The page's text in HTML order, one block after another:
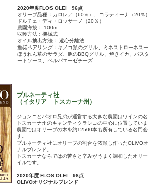
2020年度FLOS OLEI 96点
オリーブ品種：カロレア（60％）、コラティーナ（20％
ドルチェ・ディ・ロッサーノ（20％）
農園海抜： 100m
収穫方法：機械式
オイル抽出方法： 遠心分離法
推奨ペアリング：キノコ類のグリル、ミネストローネス
ほうれん草のサラダ、豚のBBQグリル、焼きイカ、パス
ートソース、ベルパエーゼチーズ
プルネーティ社
（イタリア トスカーナ州）
ジョンニとパオロ兄弟が運営する大きな農園はワインの
トスカーナ州のキャンティクラシコの中心に位置してい
農園ではオリーブの木を約12500本も所有している名門
す。
プルネーティ社にオリーブの割合を依頼し作ったOLiVO
ナルブレンド。
トスカーナならではの苦さと辛みがうまく調和したオリ
イルです。
2020年度 FLOS OLEI 98点
OLiVOオリジナルブレンド